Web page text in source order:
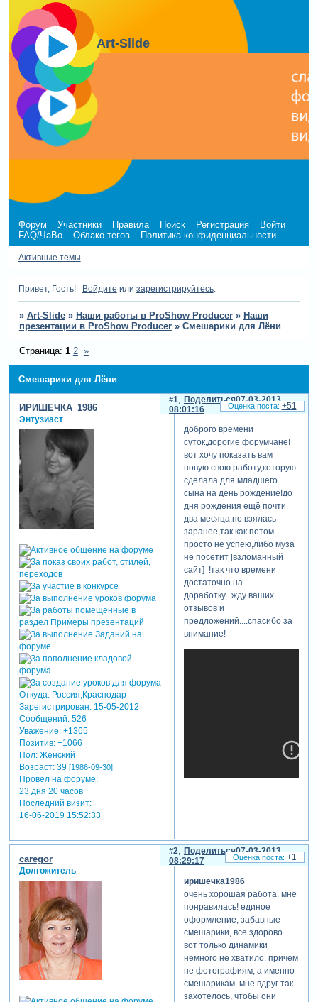
Art-Slide
Форум Участники Правила Поиск Регистрация
Войти
FAQ/ЧаВо
Облако тегов Политика конфиденциальности
Активные темы
Привет, Гость! Войдите или зарегистрируйтесь.
» Art-Slide » Наши работы в ProShow Producer » Наши
презентации в ProShow Producer » Смешарики для Лёни
Смешарики для Лёни
Страница: 1 2 »
Поделиться
1
07-03-2013
08:01:16
ИРИШЕЧКА_1986
Энтузиаст
Откуда:Россия,Краснодар
Зарегистрирован: 15-05-2012
Сообщений:526
Уважение: +1365
Позитив: +1066
Пол:Женский
Возраст:39 [1986-09-30]
Провел на форуме:
23 дня 20 часов
Последний визит:
16-06-2019 15:52:33
доброго времени
суток,дорогие форумчане!
вот хочу показать вам
новую свою работу,которую
сделала для младшего
сына на день рождение!до
дня рождения ещё почти
два месяца,но взялась
заранее,так как потом
просто не успею,либо муза
не посетит [взломанный
сайт] !так что времени
достаточно на
доработку...жду ваших
отзывов и
предложений....спасибо за
внимание!
теги: детские, смешарики
+51
Поделиться
2
07-03-2013
08:29:17
caregor
Долгожитель
иришечка1986
очень хорошая работа. мне
понравилась! единое
оформление, забавные
смешарики, все здорово.
вот только динамики
немного не хватило. причем
не фотографиям, а именно
смешарикам. мне вдруг так
захотелось, чтобы они
+1